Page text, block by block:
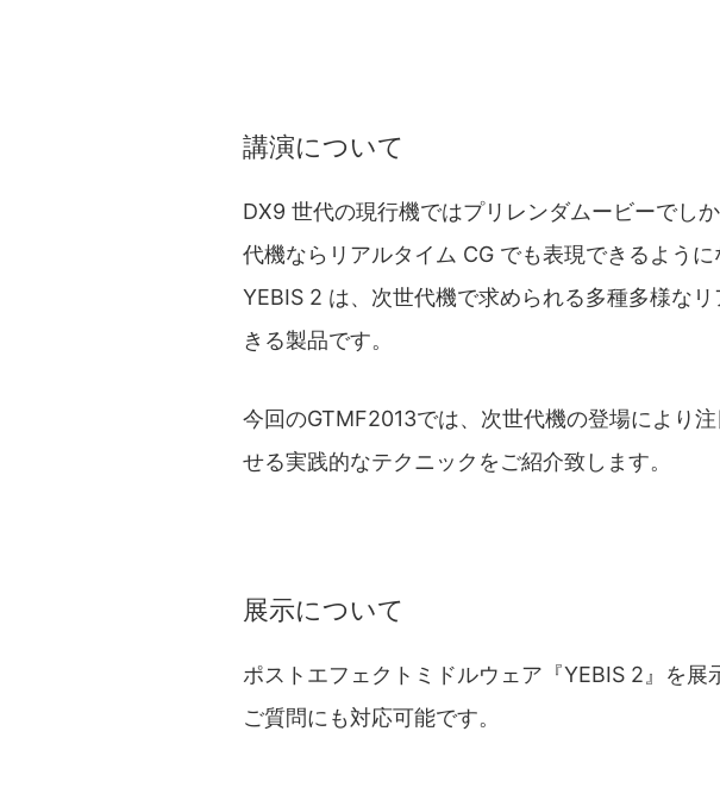
講演について
DX9 世代の現行機ではプリレンダムービーでし
代機ならリアルタイム CG でも表現できるよう
YEBIS 2 は、次世代機で求められる多種多様な
きる製品です。
今回のGTMF2013では、次世代機の登場により
せる実践的なテクニックをご紹介致します。
展示について
ポストエフェクトミドルウェア『YEBIS 2』を
ご質問にも対応可能です。